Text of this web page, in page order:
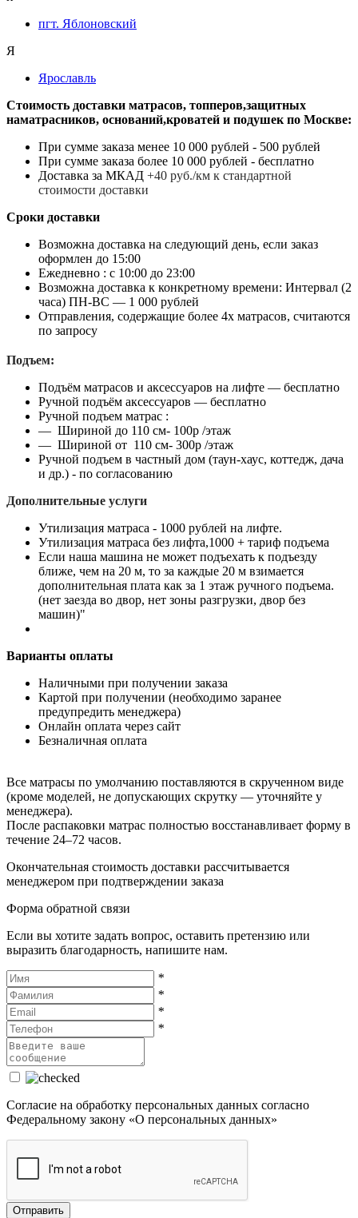
пгт. Яблоновский
Я
Ярославль
Стоимость доставки матрасов, топперов,защитных
наматрасников, оснований,кроватей и подушек по Москве:
При сумме заказа менее 10 000 рублей - 500 рублей
При сумме заказа более 10 000 рублей - бесплатно
Доставка за МКАД +40 руб./км к стандартной
стоимости доставки
Сроки доставки
Возможна доставка на следующий день, если заказ
оформлен до 15:00
Ежедневно : с 10:00 до 23:00
Возможна доставка к конкретному времени: Интервал (2
часа) ПН-ВС — 1 000 рублей
Отправления, содержащие более 4х матрасов, считаются
по запросу
Подъем:
Подъём матрасов и аксессуаров на лифте — бесплатно
Ручной подъём аксессуаров — бесплатно
Ручной подъем матрас :
— Шириной до 110 см- 100р /этаж
— Шириной от 110 см- 300р /этаж
Ручной подъем в частный дом (таун-хаус, коттедж, дача
и др.) - по согласованию
Дополнительные услуги
Утилизация матраса - 1000 рублей на лифте.
Утилизация матраса без лифта,1000 + тариф подъема
Если наша машина не может подъехать к подъезду
ближе, чем на 20 м, то за каждые 20 м взимается
дополнительная плата как за 1 этаж ручного подъема.
(нет заезда во двор, нет зоны разгрузки, двор без
машин)"
Варианты оплаты
Наличными при получении заказа
Картой при получении (необходимо заранее
предупредить менеджера)
Онлайн оплата через сайт
Безналичная оплата
Все матрасы по умолчанию поставляются в скрученном виде
(кроме моделей, не допускающих скрутку — уточняйте у
менеджера).
После распаковки матрас полностью восстанавливает форму в
течение 24–72 часов.
Окончательная стоимость доставки рассчитывается
менеджером при подтверждении заказа
Форма обратной связи
Если вы хотите задать вопрос, оставить претензию или
выразить благодарность, напишите нам.
*
*
*
*
Cогласие на обработку персональных данных согласно
Федеральному закону «О персональных данных»